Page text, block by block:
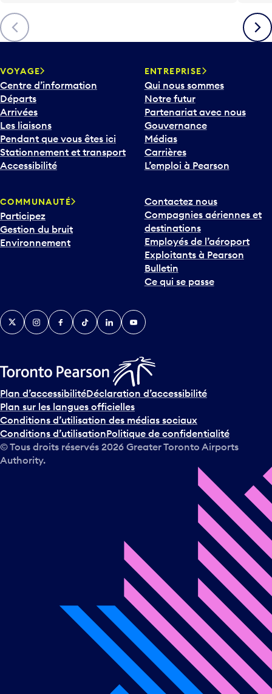
Précédent
VOYAGE
Centre d’information
Départs
Arrivées
Les liaisons
Pendant que vous êtes ici
Stationnement et transport
Accessibilité
ENTREPRISE
Qui nous sommes
Notre futur
Partenariat avec nous
Gouvernance
Médias
Carrières
L’emploi à Pearson
COMMUNAUTÉ
Participez
Gestion du bruit
Environnement
Contactez nous
Compagnies aériennes et
destinations
Employés de l’aéroport
Exploitants à Pearson
Bulletin
Ce qui se passe
TwitterInstagramFacebook
TikTokLinkedInYouTube
Plan d’accessibilitéDéclaration d’accessibilité
Plan sur les langues officielles
Conditions d’utilisation des médias sociaux
Conditions d’utilisationPolitique de confidentialité
© Tous droits réservés 2026 Greater Toronto Airports
Authority.